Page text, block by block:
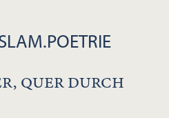
QUER DURCH